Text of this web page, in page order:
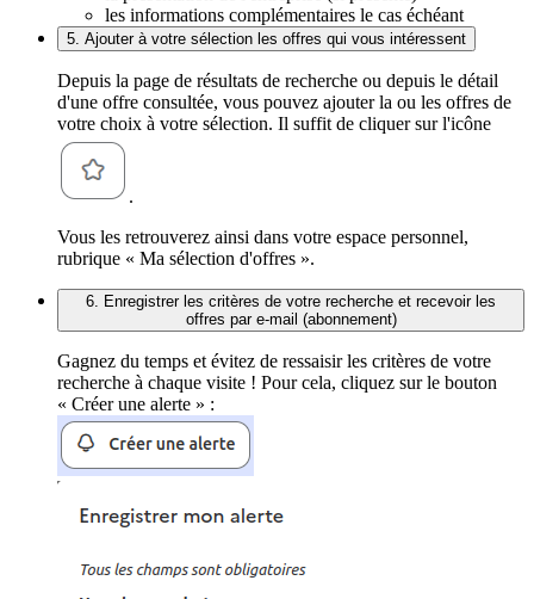
les informations complémentaires le cas échéant
5. Ajouter à votre sélection les offres qui vous intéressent
Depuis la page de résultats de recherche ou depuis le détail
d'une offre consultée, vous pouvez ajouter la ou les offres de
votre choix à votre sélection. Il suffit de cliquer sur l'icône
.
Vous les retrouverez ainsi dans votre espace personnel,
rubrique « Ma sélection d'offres ».
6. Enregistrer les critères de votre recherche et recevoir les
offres par e-mail (abonnement)
Gagnez du temps et évitez de ressaisir les critères de votre
recherche à chaque visite ! Pour cela, cliquez sur le bouton
« Créer une alerte » :